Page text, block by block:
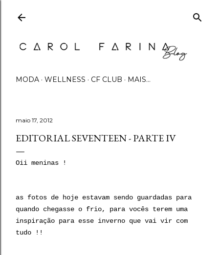
MODA WELLNESS CF CLUB MAIS…
maio 17, 2012
EDITORIAL SEVENTEEN - PARTE IV
Oii meninas !
as fotos de hoje estavam sendo guardadas para
quando chegasse o frio, para vocês terem uma
inspiração para esse inverno que vai vir com
tudo !!